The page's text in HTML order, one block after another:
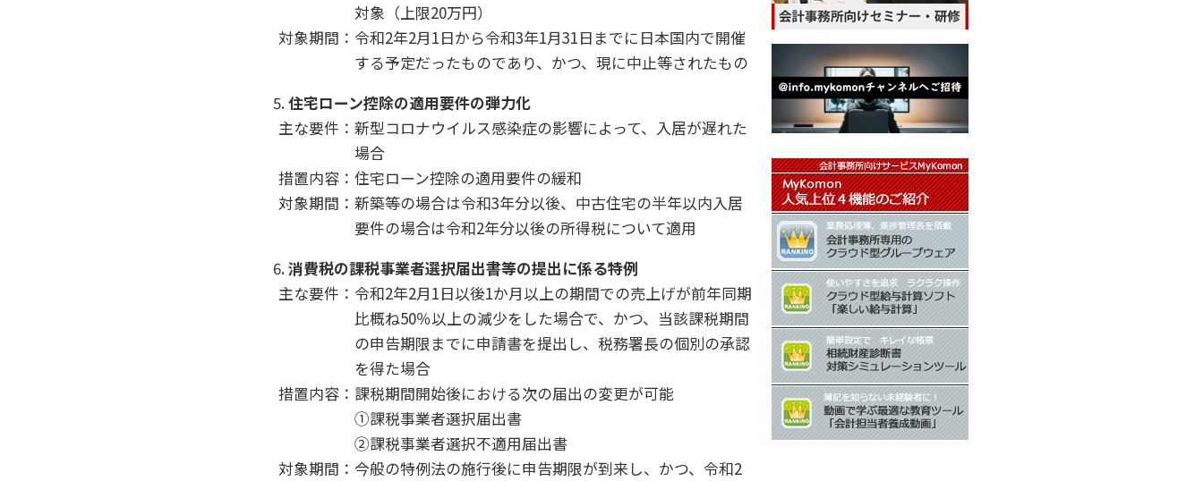
対象（上限20万円）
対象期間：令和2年2月1日から令和3年1月31日までに日本国内で開催
する予定だったものであり、かつ、現に中止等されたもの
住宅ローン控除の適用要件の弾力化
主な要件：新型コロナウイルス感染症の影響によって、入居が遅れた
場合
措置内容：住宅ローン控除の適用要件の緩和
対象期間：新築等の場合は令和3年分以後、中古住宅の半年以内入居
要件の場合は令和2年分以後の所得税について適用
消費税の課税事業者選択届出書等の提出に係る特例
主な要件：令和2年2月1日以後1か月以上の期間での売上げが前年同期
比概ね50％以上の減少をした場合で、かつ、当該課税期間
の申告期限までに申請書を提出し、税務署長の個別の承認
を得た場合
措置内容：課税期間開始後における次の届出の変更が可能
①課税事業者選択届出書
②課税事業者選択不適用届出書
対象期間：今般の特例法の施行後に申告期限が到来し、かつ、令和2